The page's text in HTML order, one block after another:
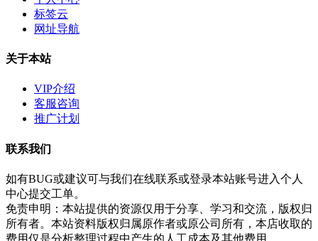
标签云
网址导航
关于本站
VIP介绍
客服咨询
推广计划
联系我们
如有BUG或建议可与我们在线联系或登录本站账号进入个人
中心提交工单。
免责申明：本站提供的资源仅用于分享、学习和交流，版权归
所有者。本站资料版权归属原作者或原公司所有，本店收取的
费用仅是分析整理过程中产生的人工成本及其他费用。